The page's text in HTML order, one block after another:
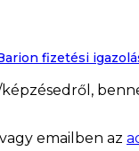
fizetési
emailben az